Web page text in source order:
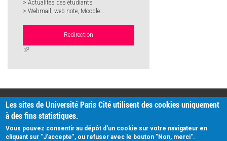
> Actualités des étudiants
> Webmail, web note, Moodle...
Redirection
(link
PRATIQUE
Plan d'accès
Intranet
Mentions légales
Données personnelles
Les sites de Université Paris Cité utilisent des cookies uniquement
à des fins statistiques.
Vous pouvez consentir au dépôt d'un cookie sur votre navigateur en
cliquant sur "J'accepte", ou refuser avec le bouton "Non, merci".